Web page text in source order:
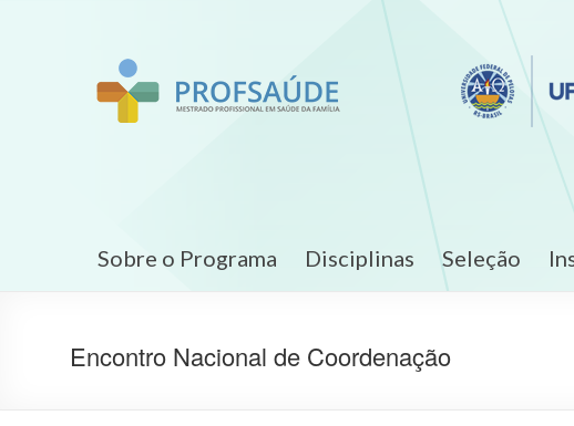
Sobre o Programa Disciplinas Seleção
Encontro Nacional de Coordenação